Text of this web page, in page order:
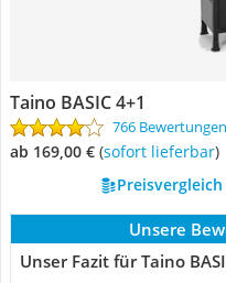
Taino BASIC 4+1
766 Bewertungen
ab 169,00 € ( Sofort lieferbar)
Unsere
Unser Fazit für Taino